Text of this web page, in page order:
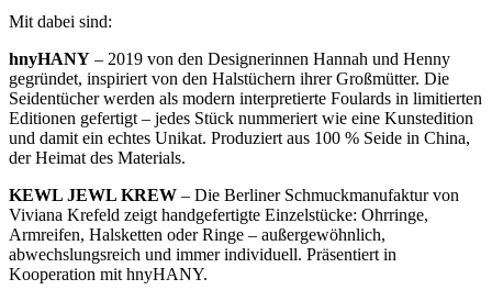
Mit dabei sind:
hnyHANY – 2019 von den Designerinnen Hannah und Henny
gegründet, inspiriert von den Halstüchern ihrer Großmütter. Die
Seidentücher werden als modern interpretierte Foulards in limitierten
Editionen gefertigt – jedes Stück nummeriert wie eine Kunstedition
und damit ein echtes Unikat. Produziert aus 100 % Seide in China,
der Heimat des Materials.
KEWL JEWL KREW – Die Berliner Schmuckmanufaktur von
Viviana Krefeld zeigt handgefertigte Einzelstücke: Ohrringe,
Armreifen, Halsketten oder Ringe – außergewöhnlich,
abwechslungsreich und immer individuell. Präsentiert in
Kooperation mit hnyHANY.